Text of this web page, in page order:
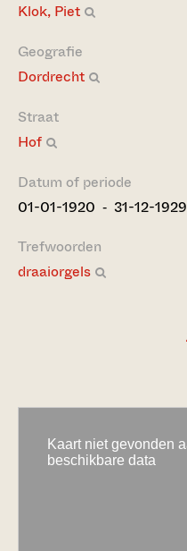
Klok, Piet
Geografie
Dordrecht
Straat
Hof
Datum of periode
01-01-1920 ‐ 31-12-1929
Trefwoorden
draaiorgels